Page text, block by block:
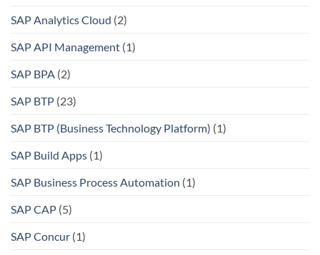
SAP Analytics Cloud (2)
SAP API Management (1)
SAP BPA (2)
SAP BTP (23)
SAP BTP (Business Technology Platform) (1)
SAP Build Apps (1)
SAP Business Process Automation (1)
SAP CAP (5)
SAP Concur (1)